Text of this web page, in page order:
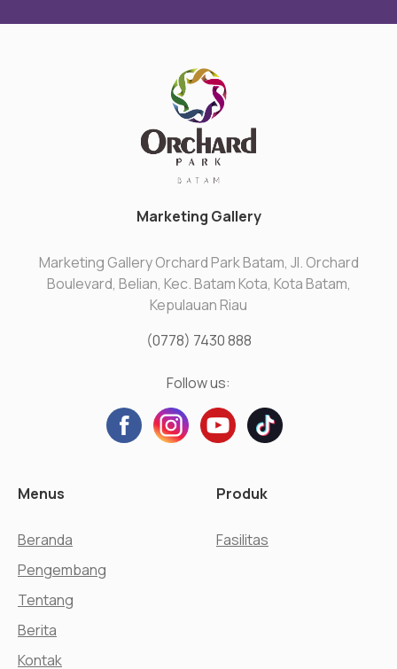
Marketing Gallery
Marketing Gallery Orchard Park Batam, Jl. Orchard
Boulevard, Belian, Kec. Batam Kota, Kota Batam,
Kepulauan Riau
(0778) 7430 888
Follow us:
Menus
Beranda
Pengembang
Tentang
Berita
Kontak
Produk
Fasilitas